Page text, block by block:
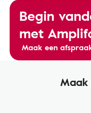
Begin
met
Maak een